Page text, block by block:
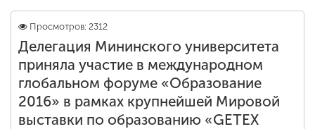
Просмотров: 2312
Делегация Мининского университета
приняла участие в международном
глобальном форуме «Образование
2016» в рамках крупнейшей Мировой
выставки по образованию «GETEX